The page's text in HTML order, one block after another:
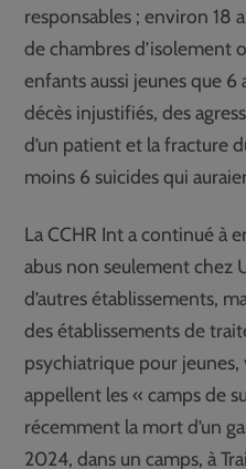
responsables ; environ 18
de chambres d’isolement
enfants aussi jeunes que 6
décès injustifiés, des
d’un patient et la fracture
moins 6 suicides qui
La CCHR Int a continué à
abus non seulement chez
d’autres établissements,
des établissements de
psychiatrique pour jeunes,
appellent les « camps de
récemment la mort d’un
2024, dans un camps, à